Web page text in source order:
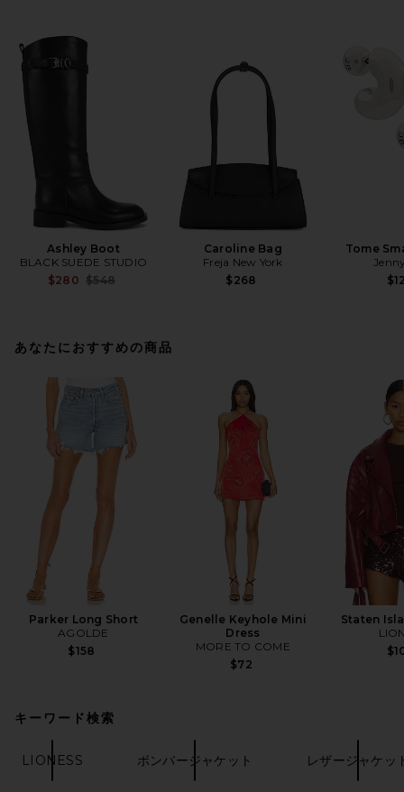
Ashley Boot
BLACK SUEDE STUDIO
$280 Previous price:
$548
Caroline Bag
Freja New York
$268
Tome
あなたにおすすめの商品
Parker Long Short
AGOLDE
$158
Genelle Keyhole Mini
Dress
MORE TO COME
$72
Staten
キーワード検索
LIONESS ボンバージャケット レザージャケッ